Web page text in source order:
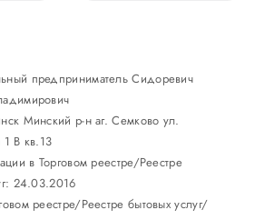
предприниматель Сидоревич
Минский р-н аг. Семково ул.
1 В кв.13
в Торговом реестре/Реестре
24.03.2016
реестре/Реестре бытовых услуг/